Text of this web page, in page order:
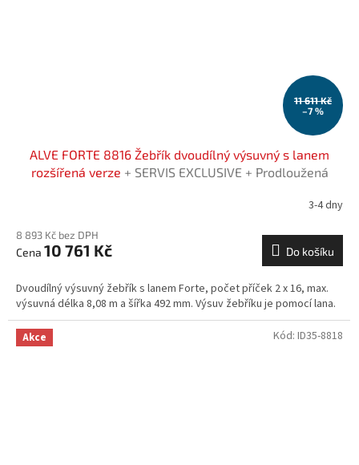
11 611 Kč
–7 %
ALVE FORTE 8816 Žebřík dvoudílný výsuvný s lanem
rozšířená verze + SERVIS EXCLUSIVE + Prodloužená
3-4 dny
8 893 Kč bez DPH
10 761 Kč Do košíku
Dvoudílný výsuvný žebřík s lanem Forte, počet příček 2 x 16, max.
výsuvná délka 8,08 m a šířka 492 mm. Výsuv žebříku je pomocí lana.
Akce Kód: ID35-8818